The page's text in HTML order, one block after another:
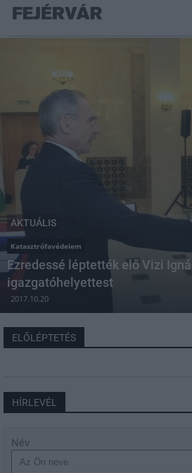
AKTUÁLIS
Katasztrófavédelem
Ezredessé léptették elő Vizi
igazgatóhelyettest
2017.10.20
ELŐLÉPTETÉS
HÍRLEVÉL
Név